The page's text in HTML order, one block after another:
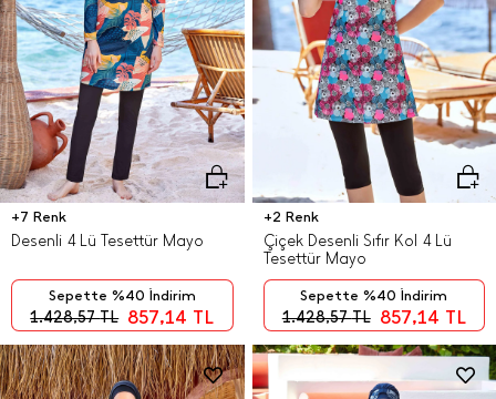
+7 Renk
Desenli 4 Lü Tesettür Mayo
1.428,57TL 857,14 TL
Sepette %40 İndirim
+2 Renk
Çiçek Desenli Sıfır Kol 4 Lü
Tesettür Mayo
1.428,57TL 857,14 TL
Sepette %40 İndirim